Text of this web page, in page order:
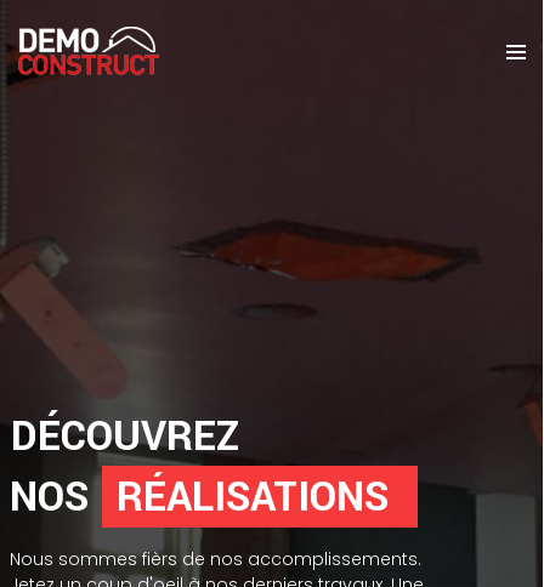
DÉCOUVREZ
NOS
Nous sommes fièrs de nos accomplissements.
RÉALISATIONS